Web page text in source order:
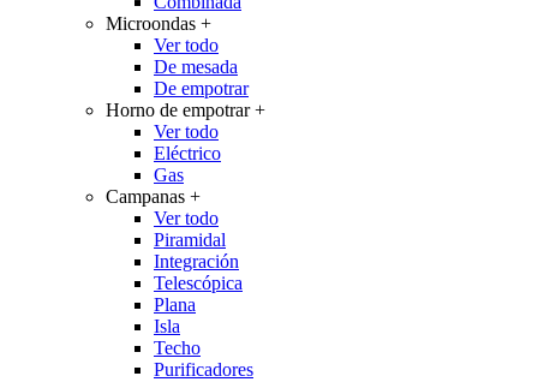
Microondas +
Ver todo
De mesada
De empotrar
Horno de empotrar+
Ver todo
Eléctrico
Gas
Campanas +
Ver todo
Piramidal
Integración
Telescópica
Plana
Isla
Techo
Purificadores